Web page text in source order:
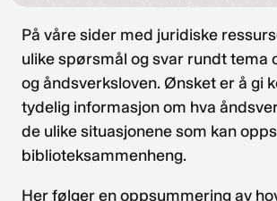
På våre sider med juridiske
ulike spørsmål og svar rundt tema
og åndsverksloven. Ønsket er å gi
tydelig informasjon om hva
de ulike situasjonene som kan
biblioteksammenheng.
Her følger en oppsummering av